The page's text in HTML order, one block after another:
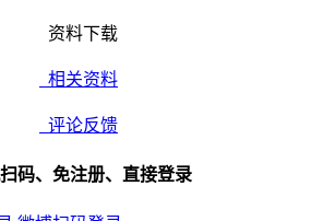
资料下载
相关资料
评论反馈
码、免注册、直接登录